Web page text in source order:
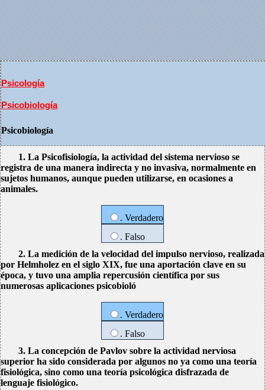
Psicología
Psicobiología
Psicobiología
1. La Psicofisiología, la actividad del sistema nervioso se
registra de una manera indirecta y no invasiva, normalmente en
sujetos humanos, aunque pueden utilizarse, en ocasiones a
animales.
. Verdadero
. Falso
2. La medición de la velocidad del impulso nervioso, realizada
por Helmholez en el siglo XIX, fue una aportación clave en su
época, y tuvo una amplia repercusión científica por sus
numerosas aplicaciones psicobioló
. Verdadero
. Falso
3. La concepción de Pavlov sobre la actividad nerviosa
superior ha sido considerada por algunos no ya como una teoría
fisiológica, sino como una teoría psicológica disfrazada de
lenguaje fisiológico.